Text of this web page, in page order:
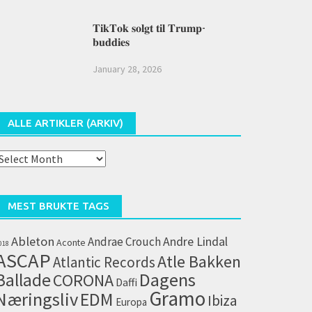
𝐓𝐢𝐤𝐓𝐨𝐤 𝐬𝐨𝐥𝐠𝐭 𝐭𝐢𝐥 𝐓𝐫𝐮𝐦𝐩-
𝐛𝐮𝐝𝐝𝐢𝐞𝐬
January 28, 2026
ALLE ARTIKLER (ARKIV)
MEST BRUKTE TAGS
Ableton Aconte Andrae CrouchAndre Lindal
Atlantic RecordsAtle Bakken
CORONA Daffi Dagens
EDM Europa Gramo Ibiza